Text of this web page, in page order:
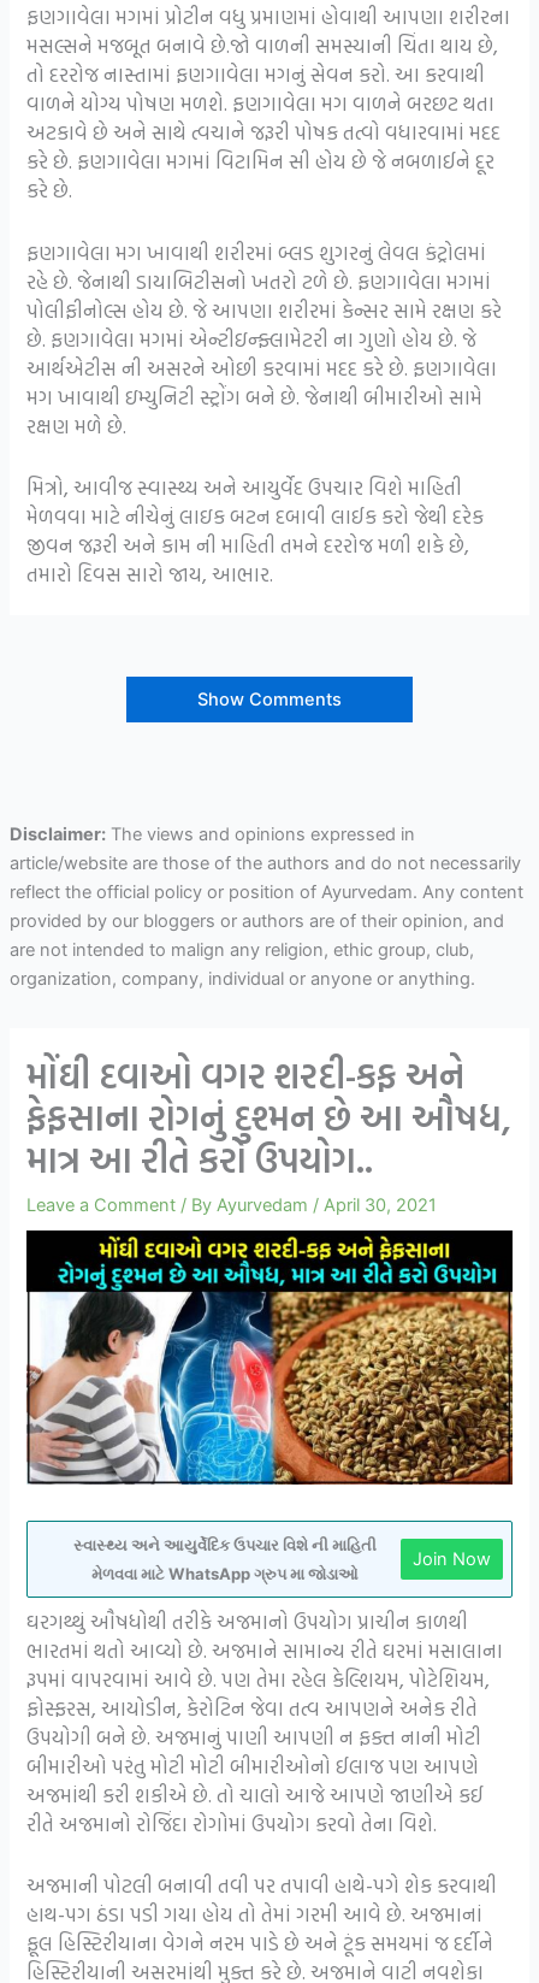
ફણગાવેલા મગમાં પ્રોટીન વધુ પ્રમાણમાં હોવાથી આપણા શરીરના
મસલ્સને મજબૂત બનાવે છે.જો વાળની સમસ્યાની ચિંતા થાય છે,
તો દરરોજ નાસ્તામાં ફણગાવેલા મગનું સેવન કરો. આ કરવાથી
વાળને યોગ્ય પોષણ મળશે. ફણગાવેલા મગ વાળને બરછટ થતા
અટકાવે છે અને સાથે ત્વચાને જરૂરી પોષક તત્વો વધારવામાં મદદ
કરે છે. ફણગાવેલા મગમાં વિટામિન સી હોય છે જે નબળાઈને દૂર
કરે છે.
ફણગાવેલા મગ ખાવાથી શરીરમાં બ્લડ શુગરનું લેવલ કંટ્રોલમાં
રહે છે. જેનાથી ડાયાબિટીસનો ખતરો ટળે છે. ફણગાવેલા મગમાં
પોલીફીનોલ્સ હોય છે. જે આપણા શરીરમાં કેન્સર સામે રક્ષણ કરે
છે. ફણગાવેલા મગમાં એન્ટીઇન્ફ્લામેટરી ના ગુણો હોય છે. જે
આર્થએટીસ ની અસરને ઓછી કરવામાં મદદ કરે છે. ફણગાવેલા
મગ ખાવાથી ઇમ્યુનિટી સ્ટ્રોંગ બને છે. જેનાથી બીમારીઓ સામે
રક્ષણ મળે છે.
મિત્રો, આવીજ સ્વાસ્થ્ય અને આયુર્વેદ ઉપચાર વિશે માહિતી
મેળવવા માટે નીચેનું લાઇક બટન દબાવી લાઈક કરો જેથી દરેક
જીવન જરૂરી અને કામ ની માહિતી તમને દરરોજ મળી શકે છે,
તમારો દિવસ સારો જાય, આભાર.
Show Comments
Disclaimer:The views and opinions expressed in
article/website are those of the authors and do not necessarily
reflect the official policy or position of Ayurvedam. Any content
provided by our bloggers or authors are of their opinion, and
are not intended to malign any religion, ethic group, club,
organization, company, individual or anyone or anything.
મોંઘી દવાઓ વગર શરદી-કફ અને
ફેફસાના રોગનું દુશ્મન છે આ ઔષધ,
માત્ર આ રીતે કરો ઉપયોગ..
Leave a Comment / ByAyurvedam /April 30, 2021
સ્વાસ્થ્ય અને આયુર્વેદિક ઉપચાર વિશે ની માહિતી
મેળવવા માટે WhatsApp ગ્રુપ મા જોડાઓ
Join Now
ઘરગથ્થું ઔષધોથી તરીકે અજમાનો ઉપયોગ પ્રાચીન કાળથી
ભારતમાં થતો આવ્યો છે. અજમાને સામાન્ય રીતે ઘરમાં મસાલાના
રૂપમાં વાપરવામાં આવે છે. પણ તેમા રહેલ કેલ્શિયમ, પોટેશિયમ,
ફોસ્ફરસ, આયોડીન, કેરોટિન જેવા તત્વ આપણને અનેક રીતે
ઉપયોગી બને છે. અજમાનું પાણી આપણી ન ફક્ત નાની મોટી
બીમારીઓ પરંતુ મોટી મોટી બીમારીઓનો ઈલાજ પણ આપણે
અજમાંથી કરી શકીએ છે. તો ચાલો આજે આપણે જાણીએ કઈ
રીતે અજમાનો રોજિંદા રોગોમાં ઉપયોગ કરવો તેના વિશે.
અજમાની પોટલી બનાવી તવી પર તપાવી હાથે-પગે શેક કરવાથી
હાથ-પગ ઠંડા પડી ગયા હોય તો તેમાં ગરમી આવે છે. અજમાનાં
ફૂલ હિસ્ટિરીયાના વેગને નરમ પાડે છે અને ટૂંક સમયમાં જ દર્દીને
હિસ્ટિરીયાની અસરમાંથી મુક્ત કરે છે. અજમાને વાટી નવશેકા